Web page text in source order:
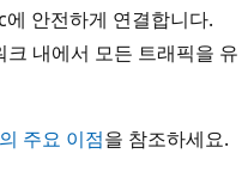
안전하게 연결합니다.
내에서 모든 트래픽을 유
주요 이점을 참조하세요.